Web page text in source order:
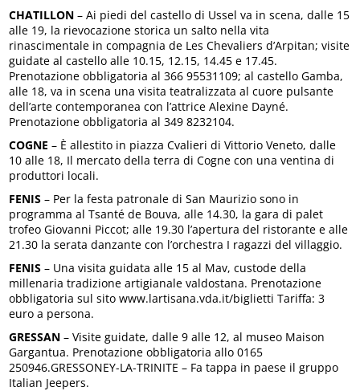
CHATILLON – Ai piedi del castello di Ussel va in scena, dalle 15
alle 19, la rievocazione storica un salto nella vita
rinascimentale in compagnia de Les Chevaliers d’Arpitan; visite
guidate al castello alle 10.15, 12.15, 14.45 e 17.45.
Prenotazione obbligatoria al 366 95531109; al castello Gamba,
alle 18, va in scena una visita teatralizzata al cuore pulsante
dell’arte contemporanea con l’attrice Alexine Dayné.
Prenotazione obbligatoria al 349 8232104.
COGNE – È allestito in piazza Cvalieri di Vittorio Veneto, dalle
10 alle 18, Il mercato della terra di Cogne con una ventina di
produttori locali.
FENIS – Per la festa patronale di San Maurizio sono in
programma al Tsanté de Bouva, alle 14.30, la gara di palet
trofeo Giovanni Piccot; alle 19.30 l’apertura del ristorante e alle
21.30 la serata danzante con l’orchestra I ragazzi del villaggio.
FENIS – Una visita guidata alle 15 al Mav, custode della
millenaria tradizione artigianale valdostana. Prenotazione
obbligatoria sul sito www.lartisana.vda.it/biglietti Tariffa: 3
euro a persona.
GRESSAN – Visite guidate, dalle 9 alle 12, al museo Maison
Gargantua. Prenotazione obbligatoria allo 0165
250946.GRESSONEY-LA-TRINITE – Fa tappa in paese il gruppo
Italian Jeepers.